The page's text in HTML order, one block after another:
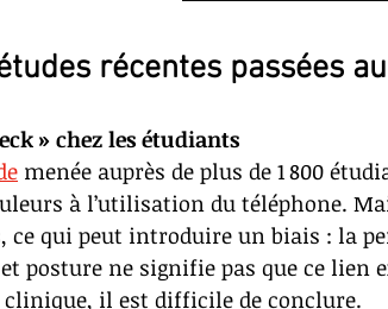
récentes passées
» chez les étudiants
menée auprès de plus de 1 800
à l’utilisation du téléphone.
ce qui peut introduire un biais : la
posture ne signifie pas que ce
clinique, il est difficile de conclure.